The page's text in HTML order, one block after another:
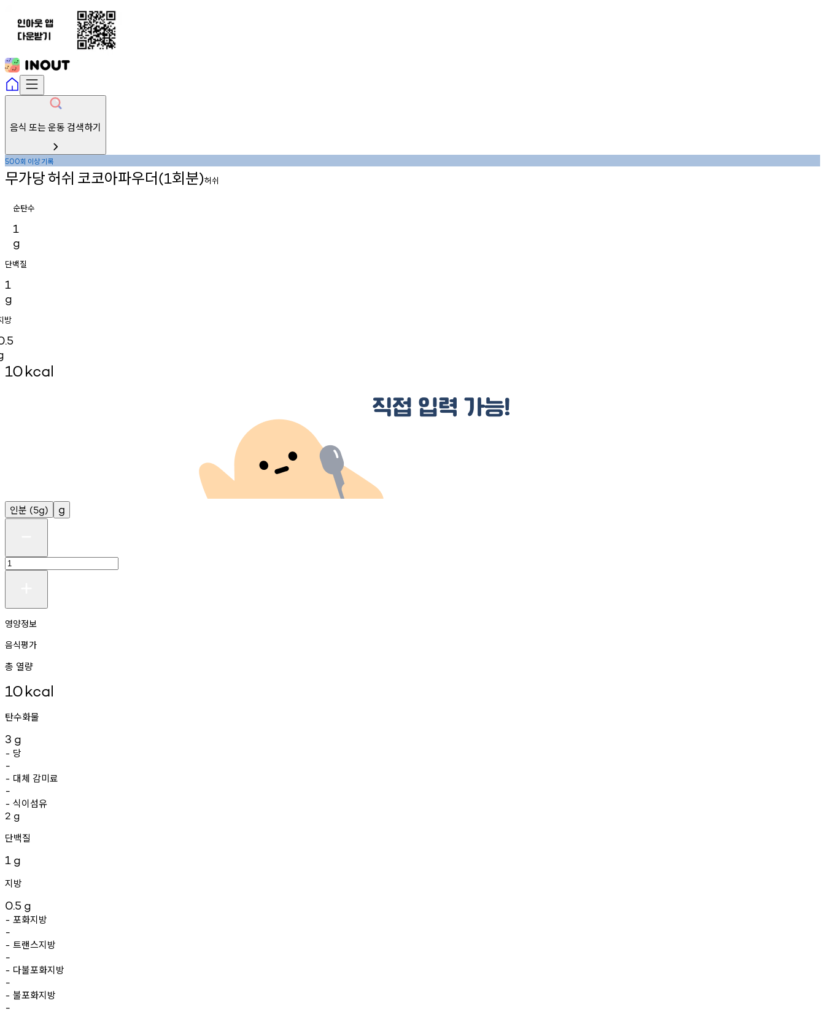
음식 또는 운동 검색하기
500회 이상기록
무가당허쉬 코코아파우더(1회분)허쉬
순탄수
1
g
단백질
1
g
방
10kcal
인분 (5g) g
영양정보
음식평가
총 열량
10kcal
탄수화물
3 g
- 당
-
- 대체 감미료
-
- 식이섬유
2 g
단백질
1 g
지방
0.5 g
- 포화지방
-
- 트랜스지방
-
- 다불포화지방
-
- 불포화지방
-